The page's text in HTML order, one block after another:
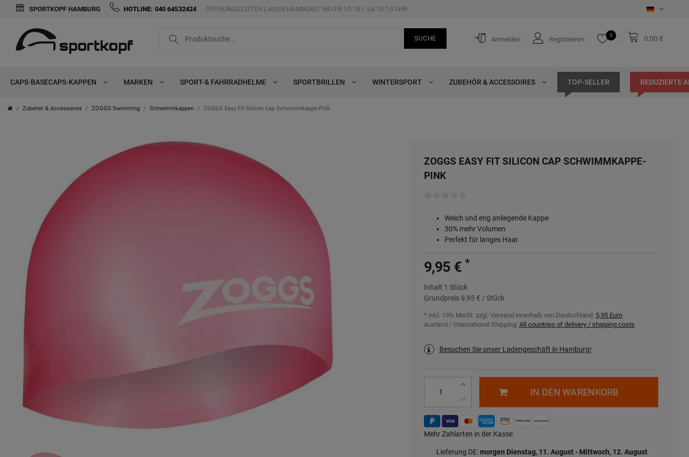
SPORTKOPF HAMBURG HOTLINE: 040 64532424 ÖFFNUNGSZEITEN LADEN HAMBURG: MO-FR 10-18 / SA 10-15 UHR
SUCHE Anmelden Registrieren
0 0,00 €
CAPS-BASECAPS-KAPPEN MARKEN SPORT-& FAHRRADHELME SPORTBRILLEN WINTERSPORT ZUBEHÖR & ACCESSOIRES TOP-SELLER REDUZIERTE
Zubehör & Accessoires ZOGGS Swimming Schwimmkappen ZOGGS Easy Fit Silicon Cap Schwimmkappe-Pink
ZOGGS EASY FIT SILICON CAP SCHWIMMKAPPE-
PINK
Weich und eng anliegende Kappe
30% mehr Volumen
Perfekt für langes Haar
9,95 € *
Inhalt 1 Stück
Grundpreis9,95 € / Stück
* inkl. 19% MwSt. zzgl. Versand innerhalb von Deutschland: 5,95 Euro
Ausland / International Shipping: All countries of delivery / shipping costs
Besuchen Sie unser Ladengeschäft in Hamburg!
IN DEN WARENKORB
Mehr Zahlarten in der Kasse
Lieferung DE:morgen Dienstag, 11. August- Mittwoch, 12. August